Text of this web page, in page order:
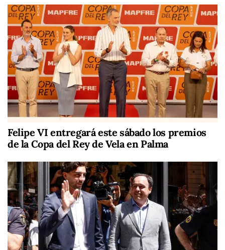
Felipe VI entregará este sábado los premios
de la Copa del Rey de Vela en Palma